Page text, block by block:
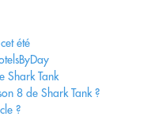
été
Shark Tank
8 de Shark Tank ?
?